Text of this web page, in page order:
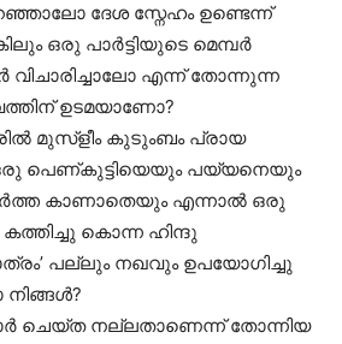
ദേശ സ്നേഹം ഉണ്ടെന്ന്
ഒരു പാർട്ടിയുടെ മെമ്പർ
എന്ന് തോന്നുന്ന
ഉടമയാണോ?
മുസ്ളീം കുടുംബം പ്രായ
പെണ്കുട്ടിയെയും പയ്യനെയും
കാണാതെയും എന്നാൽ ഒരു
കൊന്ന ഹിന്ദു
പല്ലും നഖവും ഉപയോഗിച്ചു
ചെയ്ത നല്ലതാണെന്ന് തോന്നിയ